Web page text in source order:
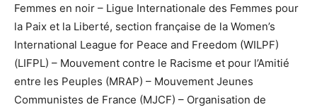
Femmes en noir – Ligue Internationale des Femmes pour
la Paix et la Liberté, section française de la Women’s
International League for Peace and Freedom (WILPF)
(LIFPL) – Mouvement contre le Racisme et pour l’Amitié
entre les Peuples (MRAP) – Mouvement Jeunes
Communistes de France (MJCF) – Organisation de